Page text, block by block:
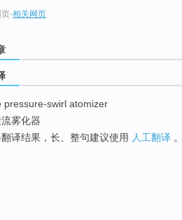
页-相关网页
pressure-swirl atomizer
雾化器
译结果，长、整句建议使用 人工翻译